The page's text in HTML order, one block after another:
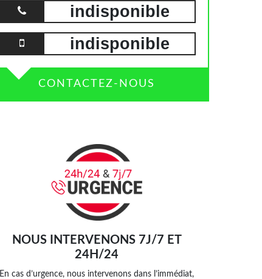
indisponible
indisponible
CONTACTEZ-NOUS
NOUS INTERVENONS 7J/7 ET
24H/24
En cas d’urgence, nous intervenons dans l’immédiat,